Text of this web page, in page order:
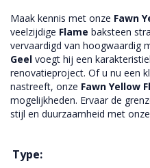
Maak kennis met onze Fawn
veelzijdige Flame baksteen
vervaardigd van hoogwaardig
Geel voegt hij een
renovatieproject. Of u nu een
nastreeft, onze Fawn Yellow
mogelijkheden. Ervaar de
stijl en duurzaamheid met
Type: